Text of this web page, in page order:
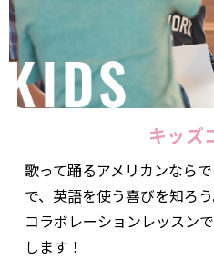
キッズ
歌って踊るアメリカンなら
で、英語を使う喜びを知ろ
コラボレーションレッスン
します！